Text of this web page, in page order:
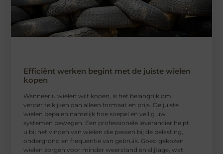
Efficiënt werken begint met de juiste wielen
kopen
Wanneer u wielen wilt kopen, is het belangrijk om
verder te kijken dan alleen formaat en prijs. De juiste
wielen bepalen namelijk hoe soepel en veilig uw
systemen bewegen. Een professionele leverancier helpt
u bij het vinden van wielen die passen bij de belasting,
ondergrond en frequentie van gebruik. Goed gekozen
wielen zorgen voor minder weerstand en slijtage, wat